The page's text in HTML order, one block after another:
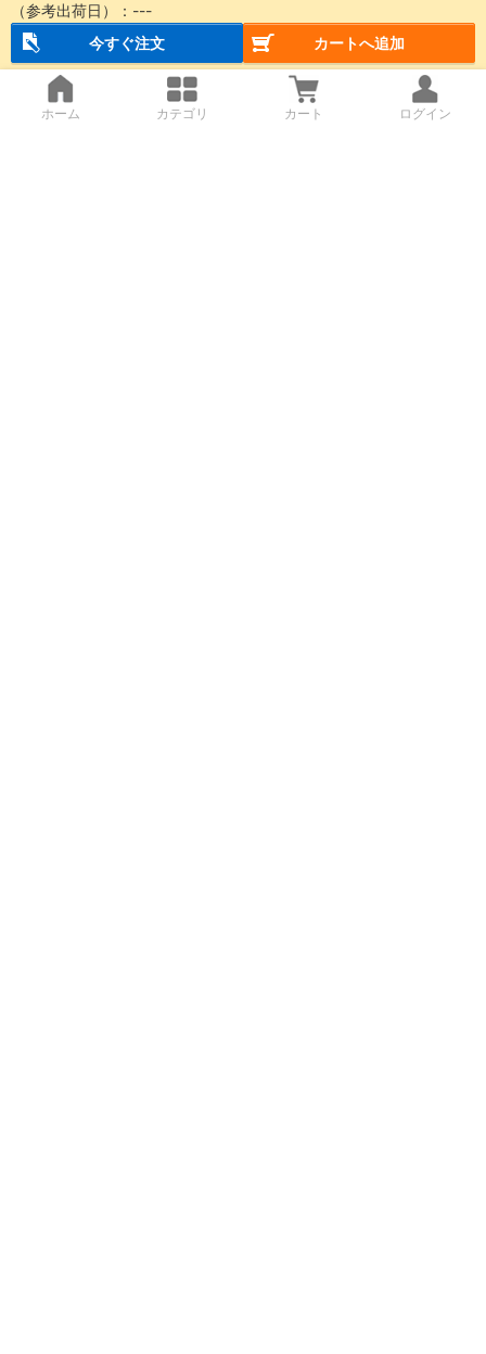
（参考出荷日）： ---
今すぐ注文
カートへ追加
ホーム カテゴリ カート ログイン